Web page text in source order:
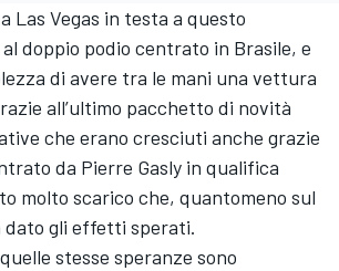
Las Vegas in testa a questo
doppio podio centrato in Brasile, e
di avere tra le mani una vettura
all’ultimo pacchetto di novità
che erano cresciuti anche grazie
da Pierre Gasly in qualifica
molto scarico che, quantomeno sul
dato gli effetti sperati.
stesse speranze sono